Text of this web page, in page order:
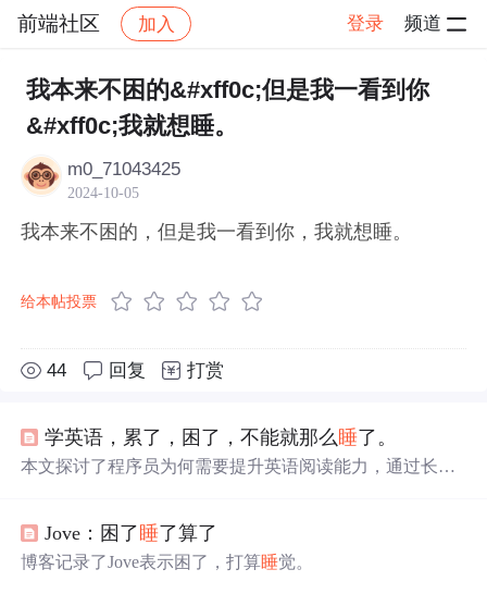
前端社区 加入 登录 频道
社区 前端社区 感慨 帖子详情
我本来不困的&#xff0c;但是我一看到你
&#xff0c;我就想睡。
m0_71043425
2024-10-05
我本来不困的，但是我一看到你，我就想睡。
给本帖投票
44 回复 打赏
学英语，累了，困了，不能就那么睡了。
本文探讨了程序员为何需要提升英语阅读能力，通过长
使初期进展缓慢，坚持阅读将显著提升阅读能力。
Jove：困了睡了算了
博客记录了Jove表示困了，打算睡觉。